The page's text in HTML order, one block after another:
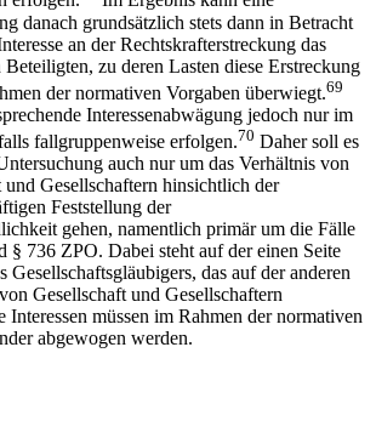
danach grundsätzlich stets dann in Betracht
an der Rechtskrafterstreckung das
Beteiligten, zu deren Lasten diese Erstreckung
der normativen Vorgaben überwiegt.69
Interessenabwägung jedoch nur im
fallgruppenweise erfolgen.70 Daher soll es
auch nur um das Verhältnis von
und Gesellschaftern hinsichtlich der
Feststellung der
gehen, namentlich primär um die Fälle
§ 736 ZPO. Dabei steht auf der einen Seite
Gesellschaftsgläubigers, das auf der anderen
Gesellschaft und Gesellschaftern
Interessen müssen im Rahmen der normativen
abgewogen werden.